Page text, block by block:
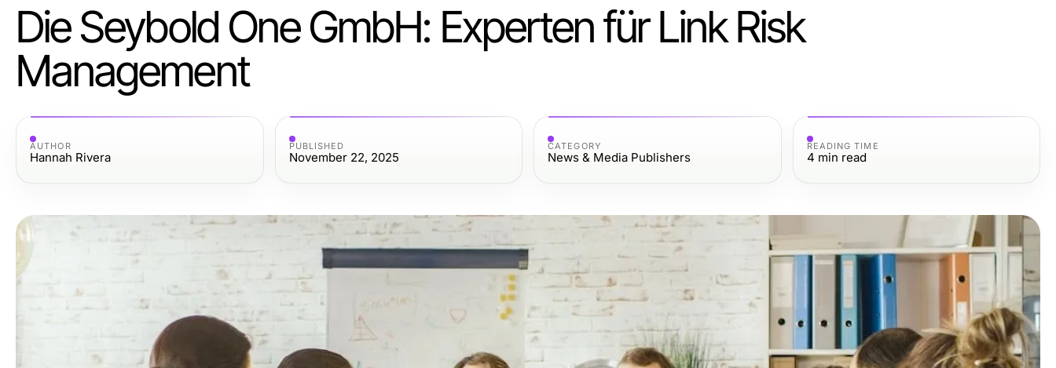
Die Seybold One GmbH: Experten für Link Risk
Management
AUTHOR
Hannah Rivera
PUBLISHED
November 22, 2025
CATEGORY
News & Media Publishers
READING TIME
4 min read